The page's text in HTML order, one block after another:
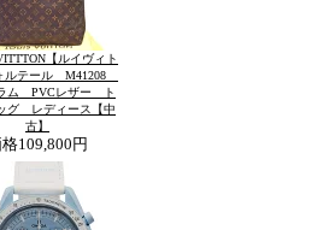
【ルイヴィト
ルテール M41208
ム PVCレザー ト
グ レディース【中
古】
109,800円